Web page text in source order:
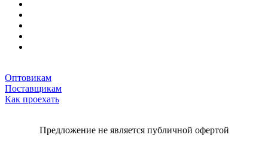
Оптовикам
Поставщикам
Как проехать
Предложение не является публичной офертой